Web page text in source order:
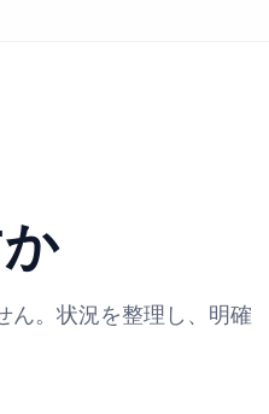
ん。状況を整理し、明確